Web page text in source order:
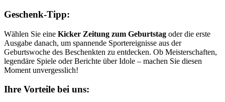
Geschenk-Tipp:
Wählen Sie eine Kicker Zeitung zum Geburtstag oder die erste
Ausgabe danach, um spannende Sportereignisse aus der
Geburtswoche des Beschenkten zu entdecken. Ob Meisterschaften,
legendäre Spiele oder Berichte über Idole – machen Sie diesen
Moment unvergesslich!
Ihre Vorteile bei uns: